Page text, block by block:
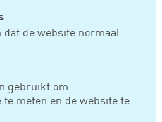
dat de website normaal
gebruikt om
meten en de website te
3%